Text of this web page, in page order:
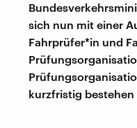
sich nun mit einer
Fahrprüfer*in und
kurzfristig bestehen